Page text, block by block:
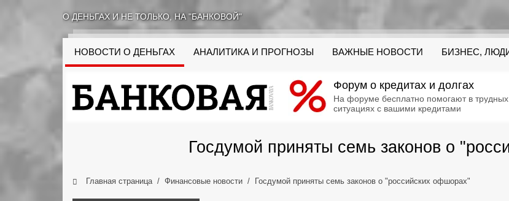
О ДЕНЬГАХ И НЕ ТОЛЬКО, НА "БАНКОВОЙ"
НОВОСТИ О ДЕНЬГАХ АНАЛИТИКА И ПРОГНОЗЫ ВАЖНЫЕ НОВОСТИ БИЗНЕС,
Форум о кредитах и долгах
На форуме бесплатно помогают в трудных
ситуациях с вашими кредитами
Госдумой приняты семь законов о
Главная страница Финансовые новости Госдумой приняты семь законов о "российских офшорах"